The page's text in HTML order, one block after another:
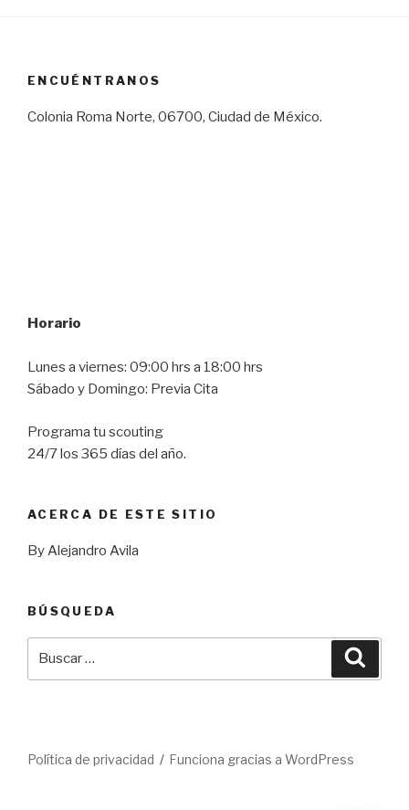
ENCUÉNTRANOS
Colonia Roma Norte, 06700, Ciudad de México.
Horario
Lunes a viernes: 09:00 hrs a 18:00 hrs
Sábado y Domingo: Previa Cita
Programa tu scouting
24/7 los 365 días del año.
ACERCA DE ESTE SITIO
By Alejandro Avila
BÚSQUEDA
Política de privacidad Funciona gracias a WordPress